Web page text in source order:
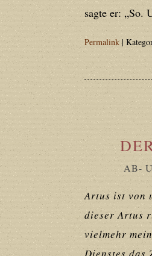
Deprecated:
in/home/users/
Deprecated:
deprecated in/
line179
Deprecated :
in /home/users/
Deprecated:
deprecated in/
line 210
sagte er: „So.
Permalink|
AB-
Artus ist von
dieser Artus
vielmehr
Dienstes das